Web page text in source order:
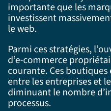
importante que les
investissent
le web.
Parmi ces stratégies,
d’e-commerce
courante. Ces
entre les entreprises et
diminuant le nombre
processus.